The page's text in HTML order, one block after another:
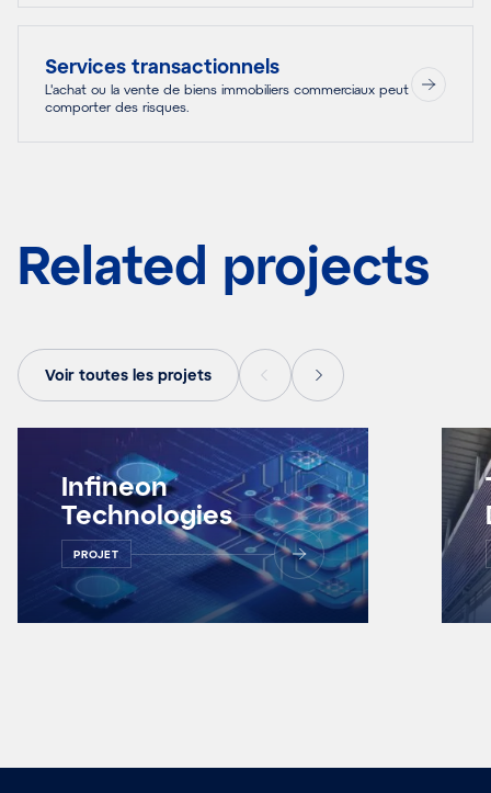
Services transactionnels
L'achat ou la vente de biens immobiliers commerciaux peut
comporter des risques.
Related projects
Voir toutes les projets
Infineon
Technologies
PROJET